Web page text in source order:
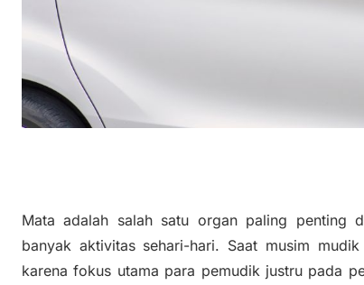
Mata adalah salah satu organ paling penting
banyak aktivitas sehari-hari. Saat musim
karena fokus utama para pemudik justru pada